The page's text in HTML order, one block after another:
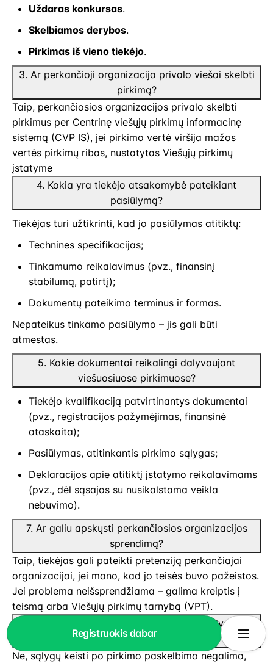
Registruokis dabar
Uždaras konkursas.
Skelbiamos derybos.
Pirkimas iš vieno tiekėjo.
3. Ar perkančioji organizacija privalo viešai skelbti
pirkimą?
Taip, perkančiosios organizacijos privalo skelbti
pirkimus per Centrinę viešųjų pirkimų informacinę
sistemą (CVP IS), jei pirkimo vertė viršija mažos
vertės pirkimų ribas, nustatytas Viešųjų pirkimų
įstatyme
4. Kokia yra tiekėjo atsakomybė pateikiant
pasiūlymą?
Tiekėjas turi užtikrinti, kad jo pasiūlymas atitiktų:
Technines specifikacijas;
Tinkamumo reikalavimus (pvz., finansinį
stabilumą, patirtį);
Dokumentų pateikimo terminus ir formas.
Nepateikus tinkamo pasiūlymo – jis gali būti
atmestas.
5. Kokie dokumentai reikalingi dalyvaujant
viešuosiuose pirkimuose?
Tiekėjo kvalifikaciją patvirtinantys dokumentai
(pvz., registracijos pažymėjimas, finansinė
ataskaita);
Pasiūlymas, atitinkantis pirkimo sąlygas;
Deklaracijos apie atitiktį įstatymo reikalavimams
(pvz., dėl sąsajos su nusikalstama veikla
nebuvimo).
7. Ar galiu apskųsti perkančiosios organizacijos
sprendimą?
Taip, tiekėjas gali pateikti pretenziją perkančiajai
organizacijai, jei mano, kad jo teisės buvo pažeistos.
Jei problema neišsprendžiama – galima kreiptis į
teismą arba Viešųjų pirkimų tarnybą (VPT).
8. Ar perkančioji organizacija gali keisti sąlygas po
pirkimo paskelbimo?
Ne, sąlygų keisti po pirkimo paskelbimo negalima,